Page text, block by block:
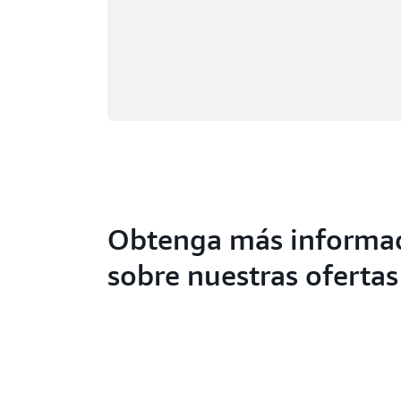
Obtenga más
sobre nuestras ofertas